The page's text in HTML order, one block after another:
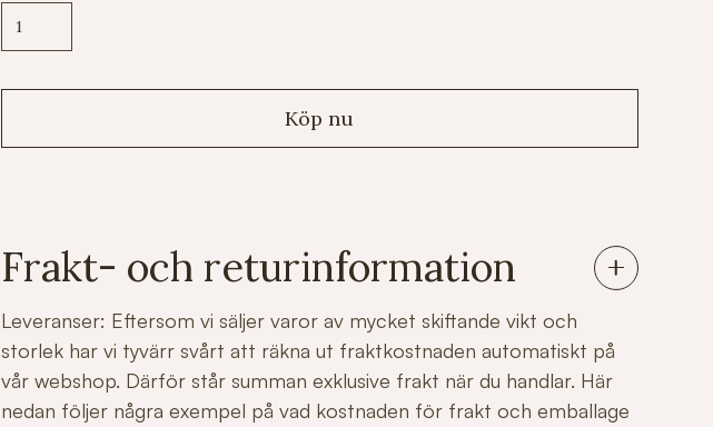
Frakt- och returinformation
Leveranser: Eftersom vi säljer varor av mycket skiftande vikt och
storlek har vi tyvärr svårt att räkna ut fraktkostnaden automatiskt på
vår webshop. Därför står summan exklusive frakt när du handlar. Här
nedan följer några exempel på vad kostnaden för frakt och emballage